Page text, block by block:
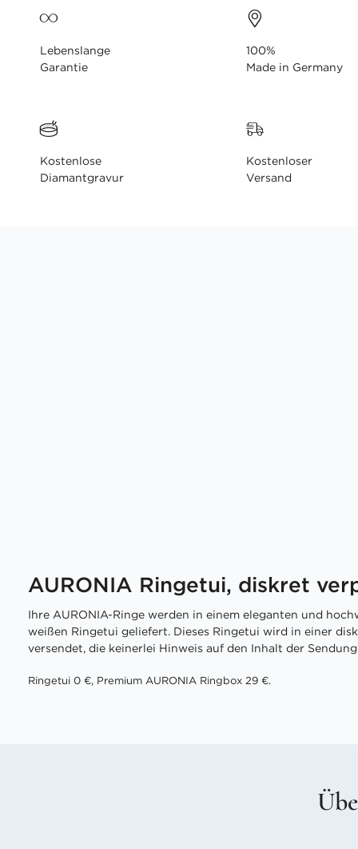
Lebenslange
Garantie
100%
Made in Germany
Kostenlose
Diamantgravur
Kostenloser
Versand
AURONIA Ringetui, diskret
Ihre AURONIA-Ringe werden in einem eleganten und
weißen Ringetui geliefert. Dieses Ringetui wird in einer
versendet, die keinerlei Hinweis auf den Inhalt der
Ringetui 0 €, Premium AURONIA Ringbox 29 €.